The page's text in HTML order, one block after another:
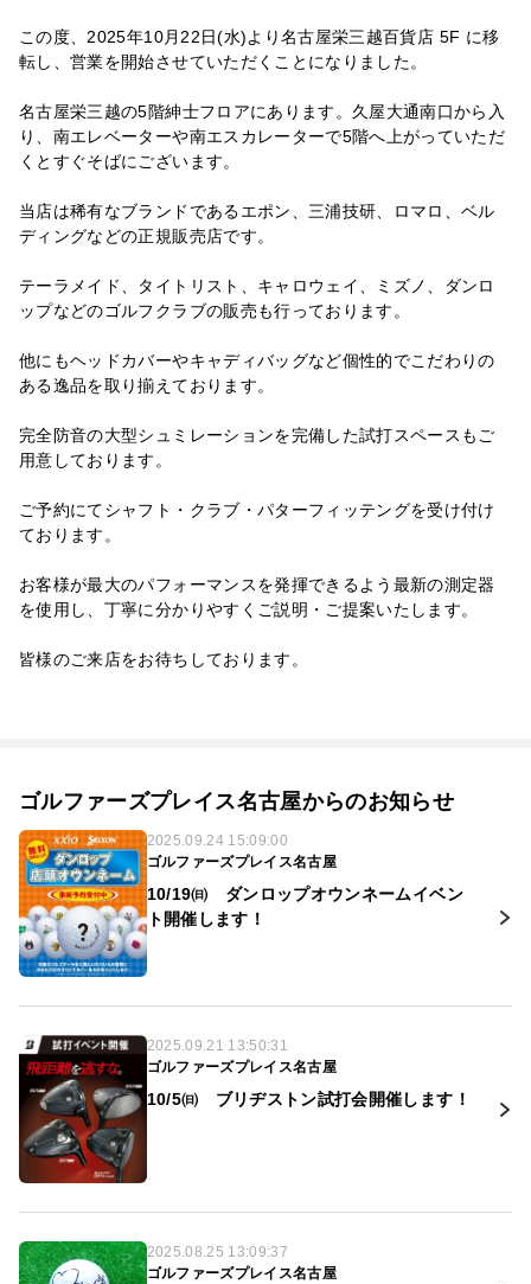
この度、2025年10月22日(水)より名古屋栄三越百貨店 5F に移
転し、営業を開始させていただくことになりました。
名古屋栄三越の5階紳士フロアにあります。久屋大通南口から入
り、南エレベーターや南エスカレーターで5階へ上がっていただ
くとすぐそばにございます。
当店は稀有なブランドであるエポン、三浦技研、ロマロ、ベル
ディングなどの正規販売店です。
テーラメイド、タイトリスト、キャロウェイ、ミズノ、ダンロ
ップなどのゴルフクラブの販売も行っております。
他にもヘッドカバーやキャディバッグなど個性的でこだわりの
ある逸品を取り揃えております。
完全防音の大型シュミレーションを完備した試打スペースもご
用意しております。
ご予約にてシャフト・クラブ・パターフィッテングを受け付け
ております。
お客様が最大のパフォーマンスを発揮できるよう最新の測定器
を使用し、丁寧に分かりやすくご説明・ご提案いたします。
皆様のご来店をお待ちしております。
ゴルファーズプレイス名古屋からのお知らせ
2025.09.24 15:09:00
ゴルファーズプレイス名古屋
10/19㈰ ダンロップオウンネームイベン
ト開催します！
2025.09.21 13:50:31
ゴルファーズプレイス名古屋
10/5㈰ ブリヂストン試打会開催します！
2025.08.25 13:09:37
ゴルファーズプレイス名古屋